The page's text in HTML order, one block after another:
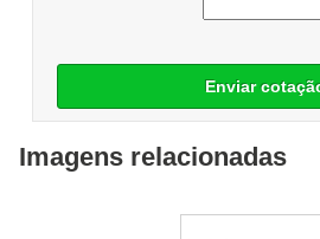
Enviar
Imagens relacionadas